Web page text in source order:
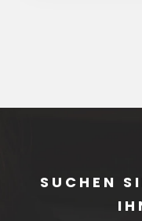
SUCHEN